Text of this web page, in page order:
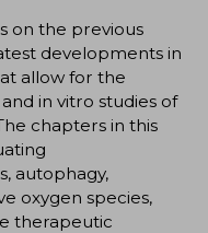
on the previous
developments in
allow for the
in vitro studies of
chapters in this
autophagy,
oxygen species,
therapeutic